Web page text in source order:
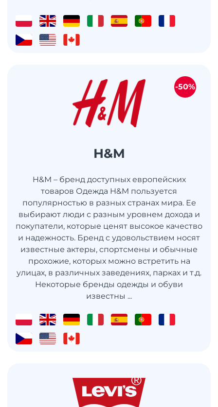
H&M
H&M – бренд доступных европейских
товаров Одежда H&M пользуется
популярностью в разных странах мира. Ее
выбирают люди с разным уровнем дохода и
покупатели, которые ценят высокое качество
и надежность. Бренд с удовольствием носят
известные актеры, спортсмены и обычные
прохожие, которых можно встретить на
улицах, в различных заведениях, парках и т.д.
Некоторые бренды одежды и обуви
известны ...
-50%